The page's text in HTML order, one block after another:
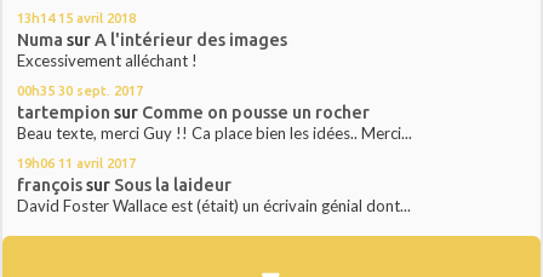
13h14 15 avril 2018
Numa surA l'intérieur des images
Excessivement alléchant !
00h35 30 sept. 2017
tartempion sur Comme on pousse un rocher
Beau texte, merci Guy !! Ca place bien les idées.. Merci...
19h06 11 avril 2017
françoissur Sous la laideur
David Foster Wallace est (était) un écrivain génial dont...